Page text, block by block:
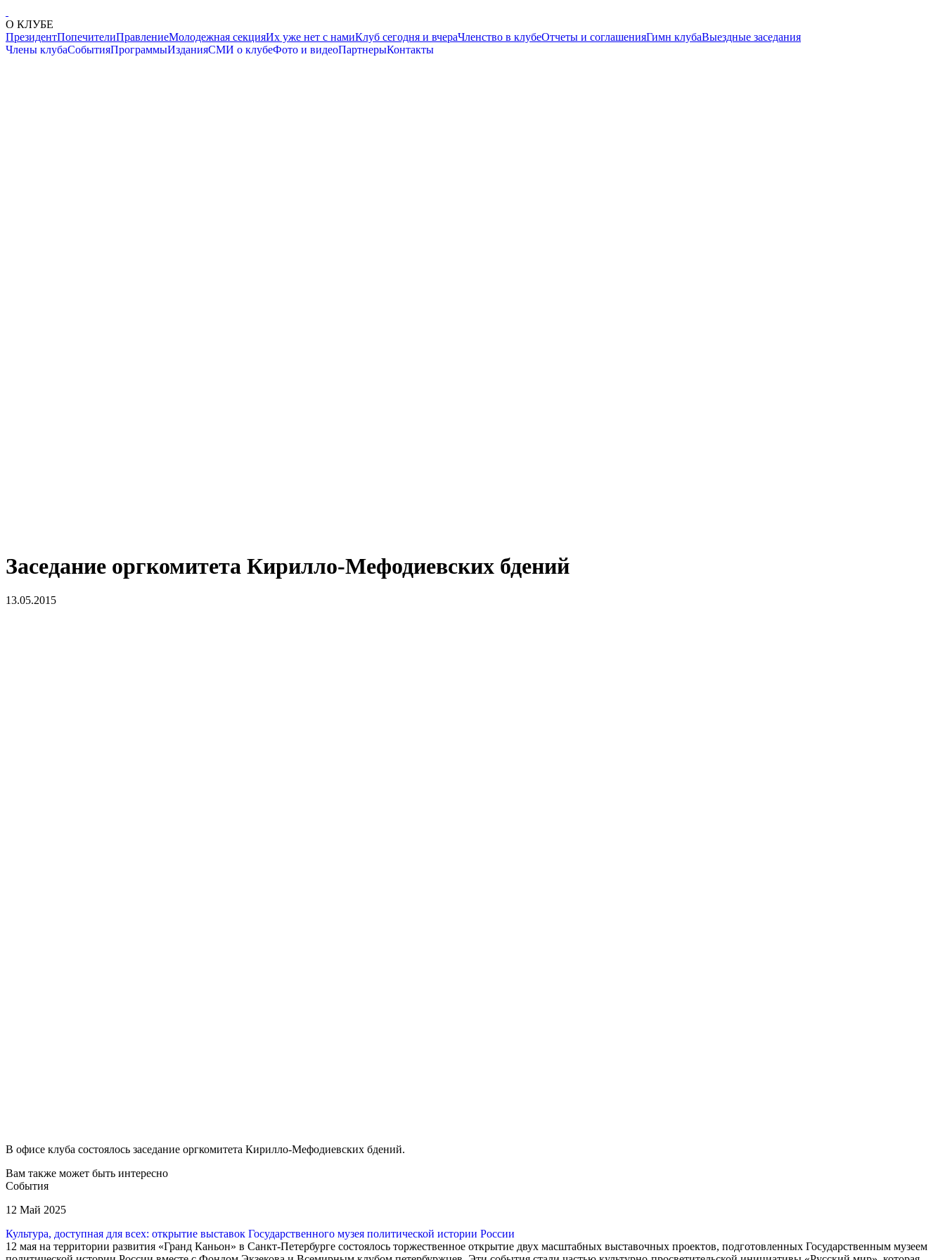
О КЛУБЕ
ПрезидентПопечителиПравлениеМолодежная секцияИх уже нет с намиКлуб сегодня и вчераЧленство в клубеОтчеты и соглашенияГимн клубаВыездные заседания
Члены клубаСобытияПрограммыИзданияСМИ о клубеФото и видеоПартнерыКонтакты
Заседание оргкомитета Кирилло-Мефодиевских бдений
13.05.2015
В офисе клуба состоялось заседание оргкомитета Кирилло-Мефодиевских бдений.
Вам также может быть интересно
События
12 Май 2025
Культура, доступная для всех: открытие выставок Государственного музея политической истории России
12 мая на территории развития «Гранд Каньон» в Санкт-Петербурге состоялось торжественное открытие двух масштабных выставочных проектов, подготовленных Государственным музеем